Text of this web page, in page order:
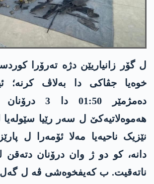
ل گۆر زانیاریێن دژە تەرۆرا
دەمژمێر 01:50
ھەموەلاتیەکێ ل سەر رێیا
نێزیک ناحیەیا مەلا ئۆمەرا ل
دانە، کو دو ژ وان درۆنان
ناتەقیت. ب کەیفخوەشی ڤە ل گەل